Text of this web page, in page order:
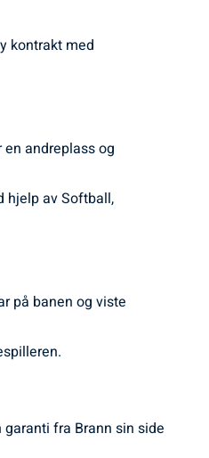
kontrakt med
andreplass og
hjelp av Softball,
på banen og viste
fra Brann sin side